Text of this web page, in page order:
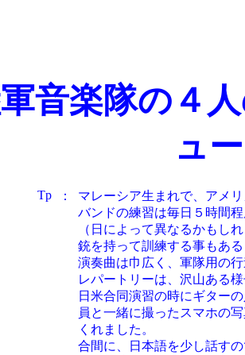
音楽隊の４
ュ
Tp ：
マレーシア生まれで、アメ
バンドの練習は毎日５時間
（日によって異なるかもし
銃を持って訓練する事もあ
演奏曲は巾広く、軍隊用の
レパートリーは、沢山ある
日米合同演習の時にギター
員と一緒に撮ったスマホの
くれました。
合間に、日本語を少し話す